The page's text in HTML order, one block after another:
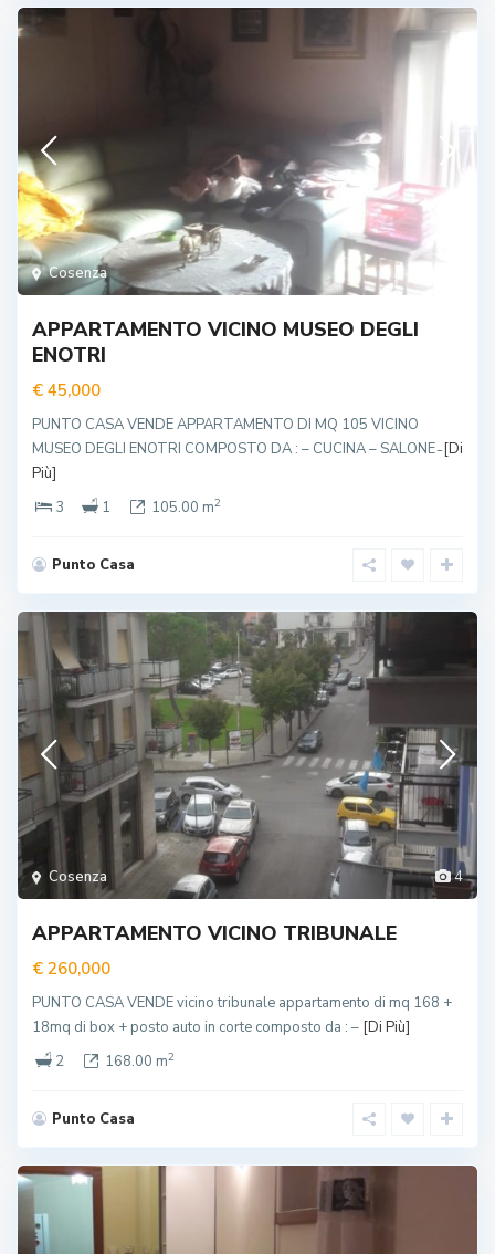
Cosenza
APPARTAMENTO VICINO MUSEO DEGLI
ENOTRI
€ 45,000
PUNTO CASA VENDE APPARTAMENTO DI MQ 105 VICINO
MUSEO DEGLI ENOTRI COMPOSTO DA : – CUCINA – SALONE ̵[Di
Più]
3
1 105.00 m2
Punto Casa
4
Cosenza
APPARTAMENTO VICINO TRIBUNALE
€ 260,000
PUNTO CASA VENDE vicino tribunale appartamento di mq 168 +
18mq di box + posto auto in corte composto da : – [Di Più]
2
168.00 m2
Punto Casa